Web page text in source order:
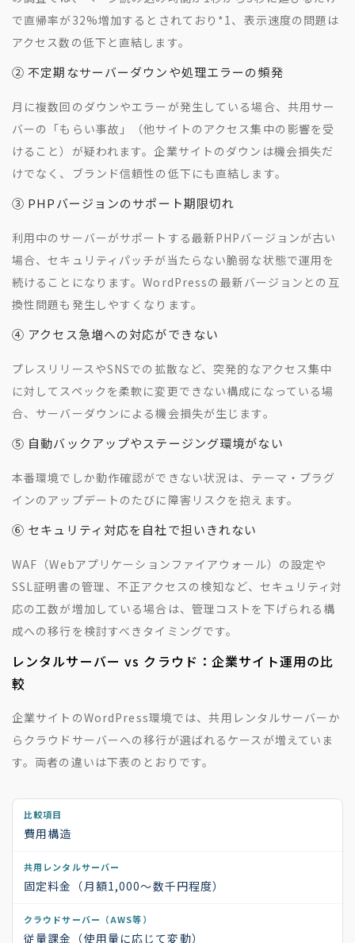
で直帰率が32%増加するとされており *1 、表示速度の問題は
アクセス数の低下と直結します。
② 不定期なサーバーダウンや処理エラーの頻発
月に複数回のダウンやエラーが発生している場合、共用サー
バーの「もらい事故」（他サイトのアクセス集中の影響を受
けること）が疑われます。企業サイトのダウンは機会損失だ
けでなく、ブランド信頼性の低下にも直結します。
③ PHPバージョンのサポート期限切れ
利用中のサーバーがサポートする最新PHPバージョンが古い
場合、セキュリティパッチが当たらない脆弱な状態で運用を
続けることになります。WordPressの最新バージョンとの互
換性問題も発生しやすくなります。
④ アクセス急増への対応ができない
プレスリリースやSNSでの拡散など、突発的なアクセス集中
に対してスペックを柔軟に変更できない構成になっている場
合、サーバーダウンによる機会損失が生じます。
⑤ 自動バックアップやステージング環境がない
本番環境でしか動作確認ができない状況は、テーマ・プラグ
インのアップデートのたびに障害リスクを抱えます。
⑥ セキュリティ対応を自社で担いきれない
WAF（Webアプリケーションファイアウォール）の設定や
SSL証明書の管理、不正アクセスの検知など、セキュリティ対
応の工数が増加している場合は、管理コストを下げられる構
成への移行を検討すべきタイミングです。
レンタルサーバー vs クラウド：企業サイト運用の比
較
企業サイトのWordPress環境では、共用レンタルサーバーか
らクラウドサーバーへの移行が選ばれるケースが増えていま
す。両者の違いは下表のとおりです。
費用構造
固定料金（月額1,000〜数千円程度）
従量課金（使用量に応じて変動）